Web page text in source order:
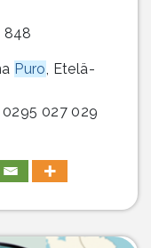
848
Puro , Etelä-
0295 027 029